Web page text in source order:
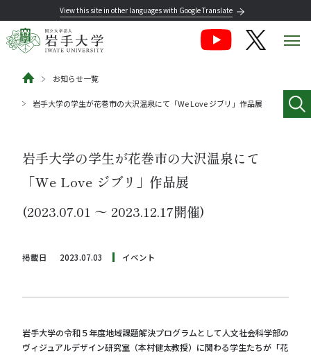
View this site in other languages with Google Translate
お知らせ一覧
岩手大学の学生が花巻市の大沢温泉にて「We Love ジブリ」作品展
岩手大学の学生が花巻市の大沢温泉にて
「We Love ジブリ」作品展
(2023.07.01 〜 2023.12.17開催)
掲載日 2023.07.03 イベント
岩手大学の令和５年度地域課題解決プログラムとして人文社会科学部の
ヴィジュアルデザイン研究室（本村健太教授）に関わる学生たちが「花